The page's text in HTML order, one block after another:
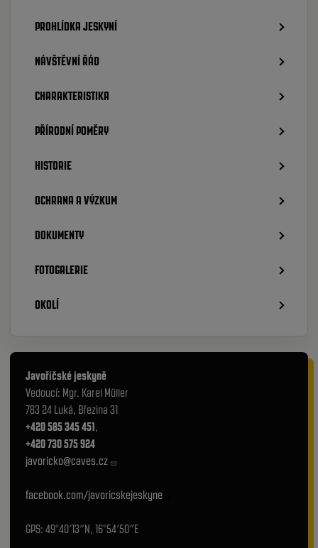
PROHLÍDKA JESKYNÍ
NÁVŠTĚVNÍ ŘÁD
CHARAKTERISTIKA
PŘÍRODNÍ POMĚRY
HISTORIE
OCHRANA A VÝZKUM
DOKUMENTY
FOTOGALERIE
OKOLÍ
Javoříčské jeskyně
Vedoucí: Mgr. Karel Müller
783 24 Luká, Březina 31
+420 585 345 451,
+420 730 575 924
javoricko@caves.cz
facebook.com/javoricskejeskyne
GPS: 49°40′13″N, 16°54′50″E